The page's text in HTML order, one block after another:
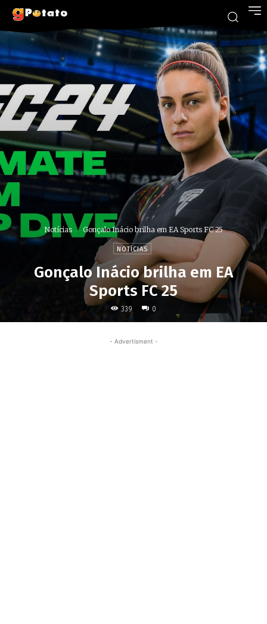
Notícias Gonçalo Inácio brilha em EA Sports FC 25
NOTÍCIAS
Gonçalo Inácio brilha em EA
Sports FC 25
339 0
- Advertisment -